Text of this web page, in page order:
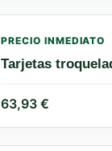
PRECIO INMEDIATO
Tarjetas
63,93 €